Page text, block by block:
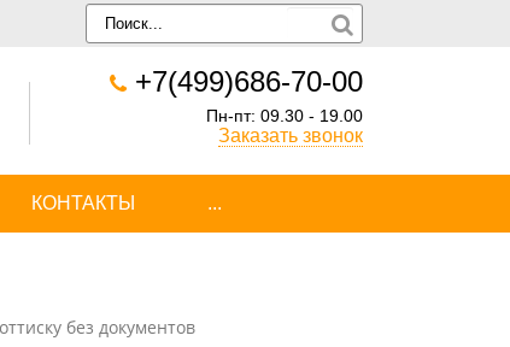
+7(499)686-70-00
Пн-пт: 09.30 - 19.00
Заказать звонок
КОНТАКТЫ ...
без документов